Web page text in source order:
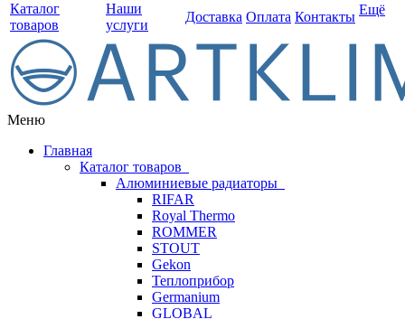
Каталог
товаров
Наши
услуги
Доставка Оплата Контакты Ещё
Меню
Главная
Каталог товаров
Алюминиевые радиаторы
RIFAR
Royal Thermo
ROMMER
STOUT
Gekon
Теплоприбор
Germanium
GLOBAL